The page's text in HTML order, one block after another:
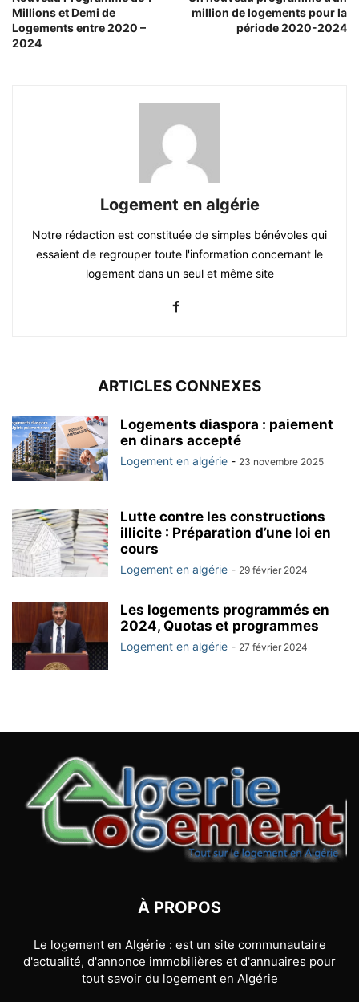
Millions et Demi de
Logements entre 2020 –
2024
million de logements pour la
période 2020-2024
Logement en algérie
Notre rédaction est constituée de simples bénévoles qui
essaient de regrouper toute l'information concernant le
logement dans un seul et même site
ARTICLES CONNEXES
Logements diaspora : paiement
en dinars accepté
Logement en algérie - 23 novembre 2025
Lutte contre les constructions
illicite : Préparation d’une loi en
cours
Logement en algérie - 29 février 2024
Les logements programmés en
2024, Quotas et programmes
Logement en algérie - 27 février 2024
À PROPOS
Le logement en Algérie : est un site communautaire
d'actualité, d'annonce immobilières et d'annuaires pour
tout savoir du logement en Algérie